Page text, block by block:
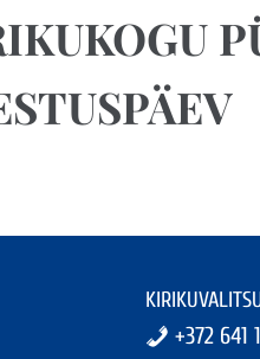
+372 641